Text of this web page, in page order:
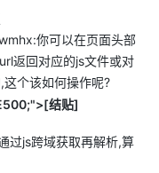
你可以在页面头部
返回对应的js文件或对
个该如何操作呢?
结贴]
过js跨域获取再解析,算